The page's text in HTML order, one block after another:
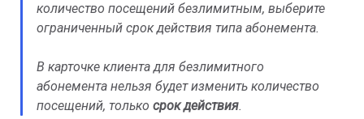
количество посещений безлимитным, выберите
ограниченный срок действия типа абонемента.
В карточке клиента для безлимитного
абонемента нельзя будет изменить количество
посещений, только срок действия.